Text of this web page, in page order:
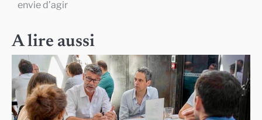
envie d’agir
A lire aussi